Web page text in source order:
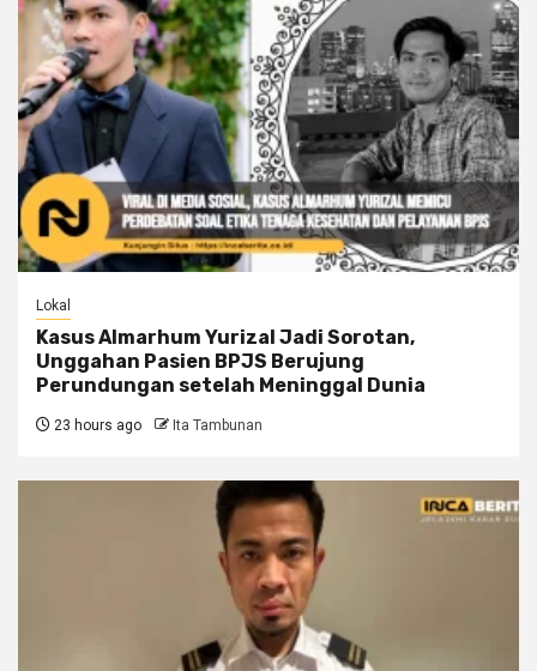
Lokal
Kasus Almarhum Yurizal Jadi Sorotan,
Unggahan Pasien BPJS Berujung
Perundungan setelah Meninggal Dunia
23 hours ago Ita Tambunan